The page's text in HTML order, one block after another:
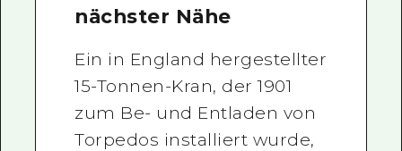
nächster Nähe
Ein in England hergestellter
15-Tonnen-Kran, der 1901
zum Be- und Entladen von
Torpedos installiert wurde,